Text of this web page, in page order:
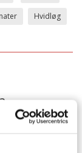
Hvidløg
en sød